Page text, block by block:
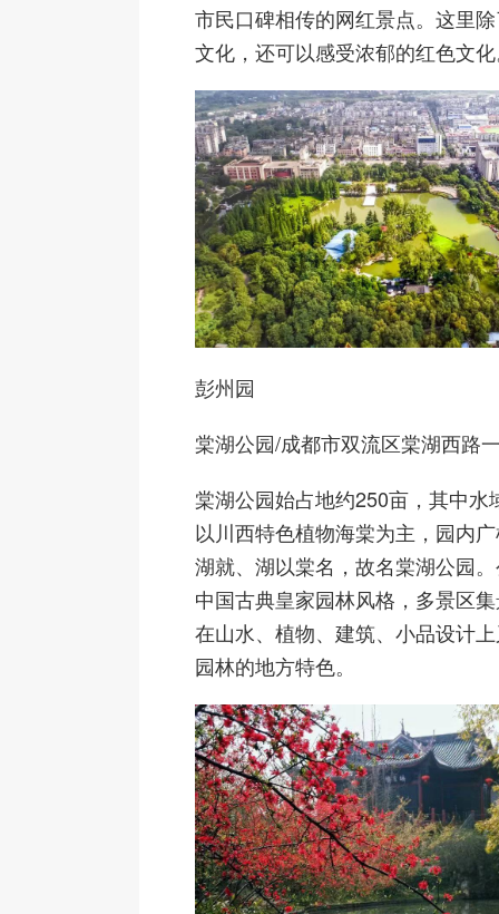
市民口碑相传的网红景点。这里
文化，还可以感受浓郁的红色文
彭州园
棠湖公园/成都市双流区棠湖西路
棠湖公园始占地约250亩，其中水
以川西特色植物海棠为主，园内
湖就、湖以棠名，故名棠湖公园
中国古典皇家园林风格，多景区
在山水、植物、建筑、小品设计
园林的地方特色。